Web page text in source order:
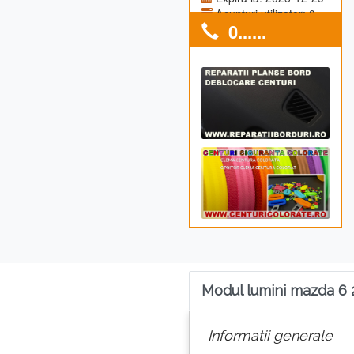
Anunturi utilizator: 0
0......
Modul lumini mazda 6
Informatii generale